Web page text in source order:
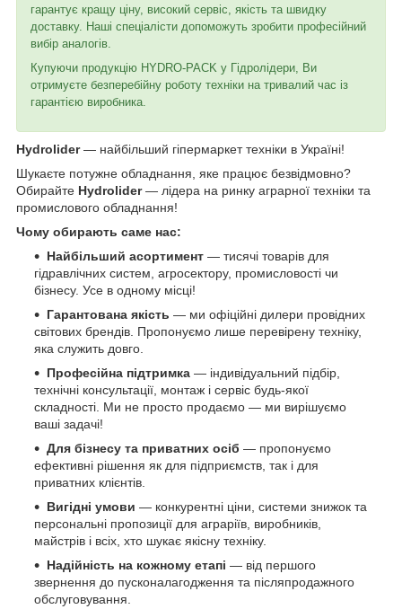
гарантує кращу ціну, високий сервіс, якість та швидку
доставку. Наші спеціалісти допоможуть зробити професійний
вибір аналогів.
Купуючи продукцію HYDRO-PACK у Гідролідери, Ви
отримуєте безперебійну роботу техніки на тривалий час із
гарантією виробника.
Hydrolider— найбільший гіпермаркет техніки в Україні!
Шукаєте потужне обладнання, яке працює безвідмовно?
Обирайте Hydrolider— лідера на ринку аграрної техніки та
промислового обладнання!
Чому обирають саме нас:
Найбільший асортимент — тисячі товарів для
гідравлічних систем, агросектору, промисловості чи
бізнесу. Усе в одному місці!
Гарантована якість — ми офіційні дилери провідних
світових брендів. Пропонуємо лише перевірену техніку,
яка служить довго.
Професійна підтримка — індивідуальний підбір,
технічні консультації, монтаж і сервіс будь-якої
складності. Ми не просто продаємо — ми вирішуємо
ваші задачі!
Для бізнесу та приватних осіб — пропонуємо
ефективні рішення як для підприємств, так і для
приватних клієнтів.
Вигідні умови — конкурентні ціни, системи знижок та
персональні пропозиції для аграріїв, виробників,
майстрів і всіх, хто шукає якісну техніку.
Надійність на кожному етапі — від першого
звернення до пусконалагодження та післяпродажного
обслуговування.